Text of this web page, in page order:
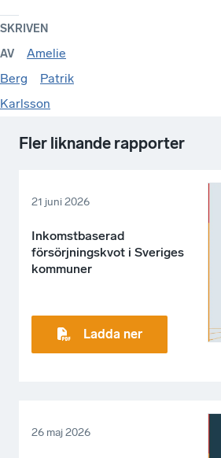
SKRIVEN
AV
Amelie
Berg
Patrik
Karlsson
Fler liknande rapporter
21 juni 2026
Inkomstbaserad
försörjningskvot i Sveriges
kommuner
Ladda ner
26 maj 2026